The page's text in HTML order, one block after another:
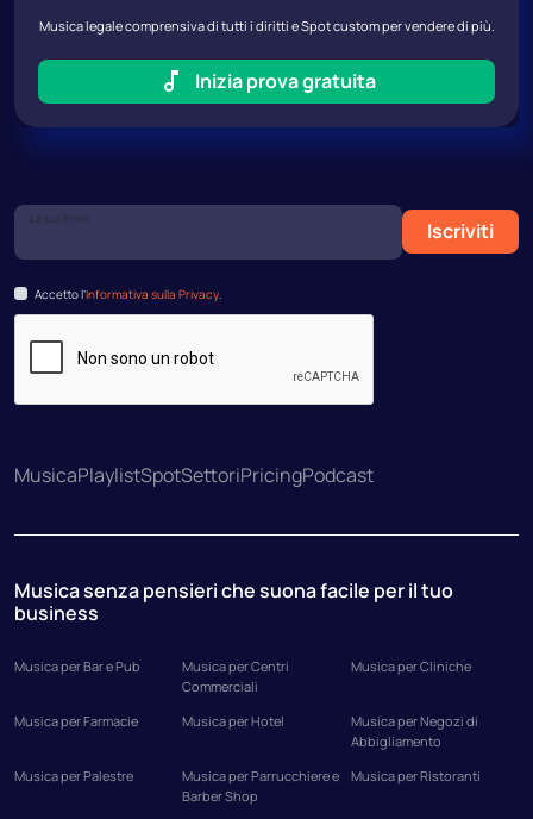
Musica legale comprensiva di tutti i diritti e Spot custom per vendere di più.
Inizia prova gratuita
La tua Email
Iscriviti
Accetto l’Informativa sulla Privacy.
MusicaPlaylistSpotSettoriPricingPodcast
Musica senza pensieri che suona facile per il tuo
business
Musica per Bar e Pub
Musica per Centri
Commerciali
Musica per Cliniche
Musica per Farmacie Musica per Hotel
Musica per Negozi di
Abbigliamento
Musica per Palestre
Musica per Parrucchiere e
Barber Shop
Musica per Ristoranti